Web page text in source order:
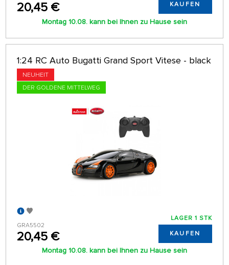
20,45 € KAUFEN
Montag 10.08. kann bei Ihnen zu Hause sein
1:24 RC Auto Bugatti Grand Sport Vitese - black
NEUHEIT
DER GOLDENE MITTELWEG
GRA5502
20,45 €
LAGER 1 STK
KAUFEN
Montag 10.08. kann bei Ihnen zu Hause sein